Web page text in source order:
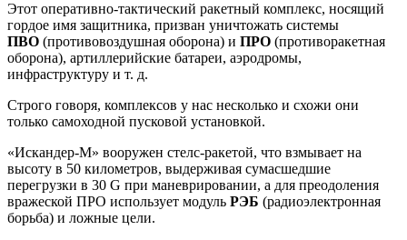
Этот оперативно-тактический ракетный комплекс, носящий
гордое имя защитника, призван уничтожать системы
ПВО (противовоздушная оборона) и ПРО (противоракетная
оборона), артиллерийские батареи, аэродромы,
инфраструктуру и т. д.
Строго говоря, комплексов у нас несколько и схожи они
только самоходной пусковой установкой.
«Искандер-М» вооружен стелс-ракетой, что взмывает на
высоту в 50 километров, выдерживая сумасшедшие
перегрузки в 30 G при маневрировании, а для преодоления
вражеской ПРО использует модуль РЭБ (радиоэлектронная
борьба) и ложные цели.